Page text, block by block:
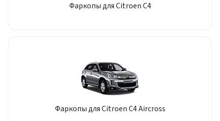
Фаркопы для Citroen C4
Фаркопы для Citroen C4 Aircross